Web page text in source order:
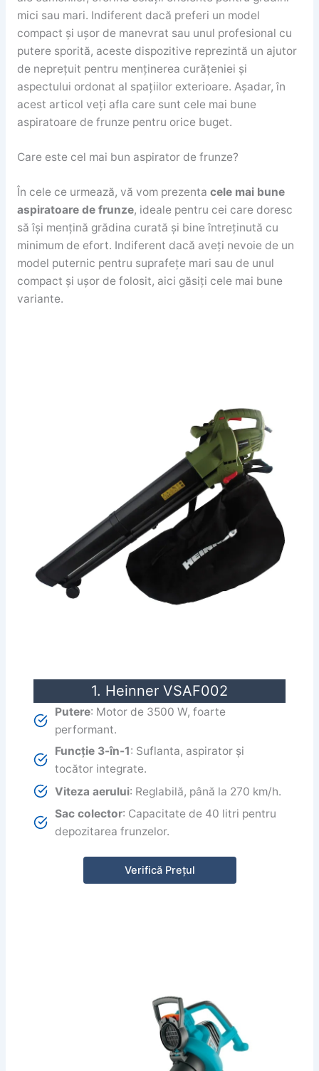
mici sau mari. Indiferent dacă preferi un model
compact și ușor de manevrat sau unul profesional cu
putere sporită, aceste dispozitive reprezintă un ajutor
de neprețuit pentru menținerea curățeniei și
aspectului ordonat al spațiilor exterioare. Așadar, în
acest articol veți afla care sunt cele mai bune
aspiratoare de frunze pentru orice buget.
Care este cel mai bun aspirator de frunze?
În cele ce urmează, vă vom prezenta cele mai bune
aspiratoare de frunze, ideale pentru cei care doresc
să își mențină grădina curată și bine întreținută cu
minimum de efort. Indiferent dacă aveți nevoie de un
model puternic pentru suprafețe mari sau de unul
compact și ușor de folosit, aici găsiți cele mai bune
variante.
1. Heinner VSAF002
Putere: Motor de 3500 W, foarte
performant.
Funcție 3-în-1: Suflanta, aspirator și
tocător integrate.
Viteza aerului: Reglabilă, până la 270 km/h.
Sac colector: Capacitate de 40 litri pentru
depozitarea frunzelor.
Verifică Prețul